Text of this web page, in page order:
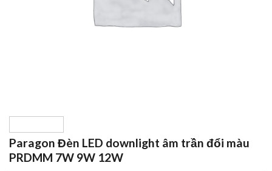
Paragon Đèn LED downlight âm trần đổi màu
PRDMM 7W 9W 12W